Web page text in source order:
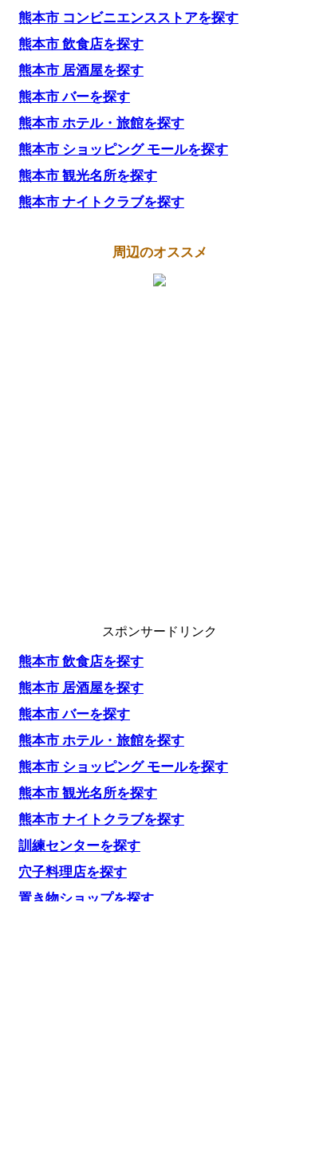
熊本市 コンビニエンスストアを探す
熊本市 飲食店を探す
熊本市 居酒屋を探す
熊本市 バーを探す
熊本市 ホテル・旅館を探す
熊本市 ショッピング モールを探す
熊本市 観光名所を探す
熊本市 ナイトクラブを探す
周辺のオススメ
スポンサードリンク
熊本市 飲食店を探す
熊本市 居酒屋を探す
熊本市 バーを探す
熊本市 ホテル・旅館を探す
熊本市 ショッピング モールを探す
熊本市 観光名所を探す
熊本市 ナイトクラブを探す
訓練センターを探す
穴子料理店を探す
置き物ショップを探す